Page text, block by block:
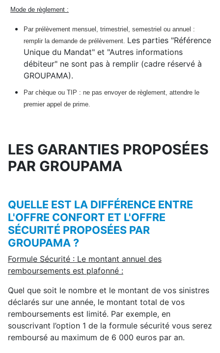
Mode de règlement :
Par prélèvement mensuel, trimestriel, semestriel ou annuel :
remplir la demande de prélèvement. Les parties "Référence
Unique du Mandat" et "Autres informations
débiteur" ne sont pas à remplir (cadre réservé à
GROUPAMA).
Par chèque ou TIP : ne pas envoyer de règlement, attendre l e
premier appel de prime.
LES GARANTIES PROPOSÉES
PAR GROUPAMA
QUELLE EST LA DIFFÉRENCE ENTRE
L'OFFRE CONFORT ET L'OFFRE
SÉCURITÉ PROPOSÉES PAR
GROUPAMA ?
Formule Sécurité : Le montant annuel des
remboursements est plafonné :
Quel que soit le nombre et le montant de vos sinistres
déclarés sur une année, le montant total de vos
remboursements est limité. Par exemple, en
souscrivant l’option 1 de la formule sécurité vous serez
remboursé au maximum de 6 000 euros par an.